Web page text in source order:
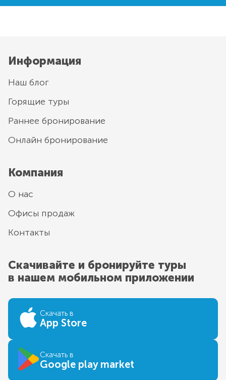
Информация
Наш блог
Горящие туры
Раннее бронирование
Онлайн бронирование
Компания
О нас
Офисы продаж
Контакты
Скачивайте и бронируйте туры
в нашем мобильном приложении
Скачать в
App Store
Скачать в
Google play market